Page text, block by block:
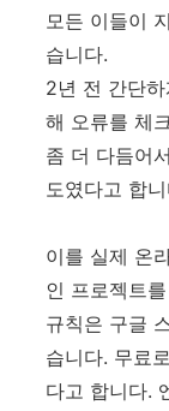
모든 이들이
습니다.
2년 전 간단
해 오류를 체
좀 더 다듬어
도였다고 합
이를 실제 온
인 프로젝트
규칙은 구글
습니다. 무료
다고 합니다.